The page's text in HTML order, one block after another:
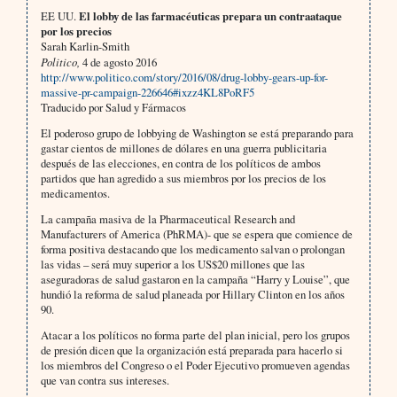
EE UU.El lobby de las farmacéuticas prepara un contraataque
por los precios
Sarah Karlin-Smith
Politico, 4 de agosto 2016
http://www.politico.com/story/2016/08/drug-lobby-gears-up-for-
massive-pr-campaign-226646#ixzz4KL8PoRF5
Traducido por Salud y Fármacos
El poderoso grupo de lobbying de Washington se está preparando para
gastar cientos de millones de dólares en una guerra publicitaria
después de las elecciones, en contra de los políticos de ambos
partidos que han agredido a sus miembros por los precios de los
medicamentos.
La campaña masiva de la Pharmaceutical Research and
Manufacturers of America (PhRMA)- que se espera que comience de
forma positiva destacando que los medicamento salvan o prolongan
las vidas – será muy superior a los US$20 millones que las
aseguradoras de salud gastaron en la campaña “Harry y Louise”, que
hundió la reforma de salud planeada por Hillary Clinton en los años
90.
Atacar a los políticos no forma parte del plan inicial, pero los grupos
de presión dicen que la organización está preparada para hacerlo si
los miembros del Congreso o el Poder Ejecutivo promueven agendas
que van contra sus intereses.